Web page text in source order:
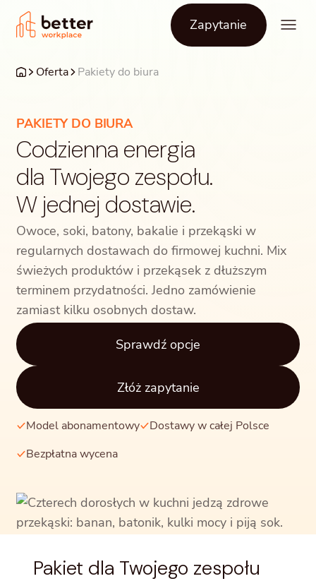
Zapytanie
Oferta Pakiety do biura
PAKIETY DO BIURA
Codzienna energia
dla Twojego zespołu.
W jednej dostawie.
Owoce, soki, batony, bakalie i przekąski w
regularnych dostawach do firmowej kuchni. Mix
świeżych produktów i przekąsek z dłuższym
terminem przydatności. Jedno zamówienie
zamiast kilku osobnych dostaw.
Sprawdź opcje
Złóż zapytanie
Model abonamentowy
Dostawy w całej Polsce
Bezpłatna wycena
Pakiet dla Twojego zespołu